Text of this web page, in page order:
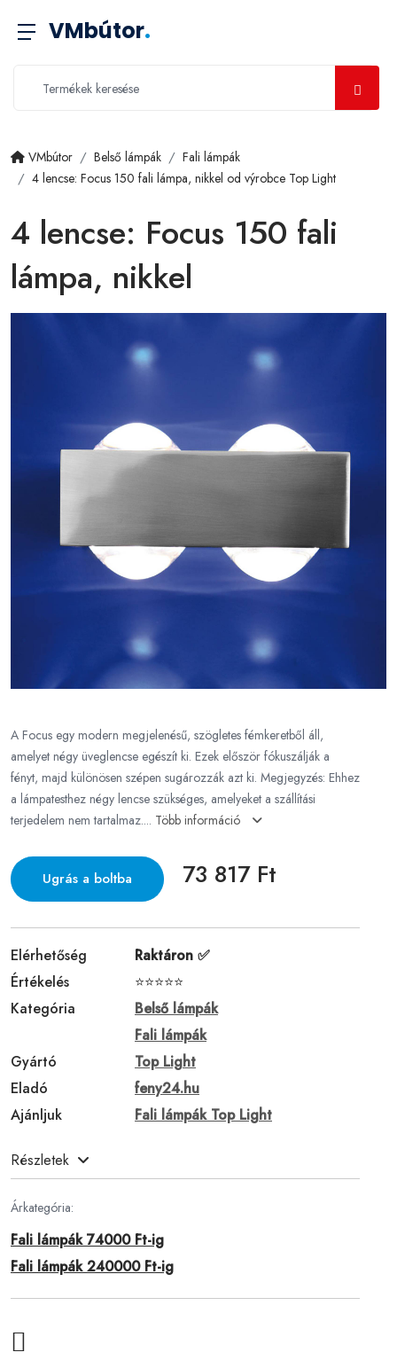
VMbútor.
VMbútor Belső lámpák
Fali lámpák
4 lencse: Focus 150 fali lámpa, nikkel od výrobce Top Light
4 lencse: Focus 150 fali
lámpa, nikkel
A Focus egy modern megjelenésű, szögletes fémkeretből áll,
amelyet négy üveglencse egészít ki. Ezek először fókuszálják a
fényt, majd különösen szépen sugározzák azt ki. Megjegyzés: Ehhez
a lámpatesthez négy lencse szükséges, amelyeket a szállítási
terjedelem nem tartalmaz.... Több információ
Ugrás a boltba 73 817 Ft
Elérhetőség
Raktáron ✅
Értékelés
⭐⭐⭐⭐⭐
Kategória
Belső lámpák
Fali lámpák
Gyártó
Top Light
Eladó
feny24.hu
Ajánljuk
Fali lámpák Top Light
Részletek
Árkategória:
Fali lámpák 74000 Ft-ig
Fali lámpák 240000 Ft-ig